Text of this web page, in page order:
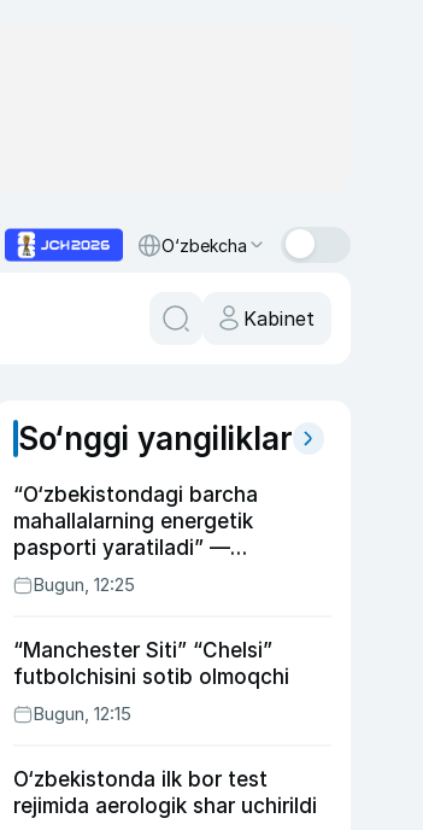
O‘zbekcha
Kabinet
So‘nggi yangiliklar
“O‘zbekistondagi barcha
mahallalarning energetik
pasporti yaratiladi” —
energetika vaziri
Bugun, 12:25
“Manchester Siti” “Chelsi”
futbolchisini sotib olmoqchi
Bugun, 12:15
O‘zbekistonda ilk bor test
rejimida aerologik shar uchirildi